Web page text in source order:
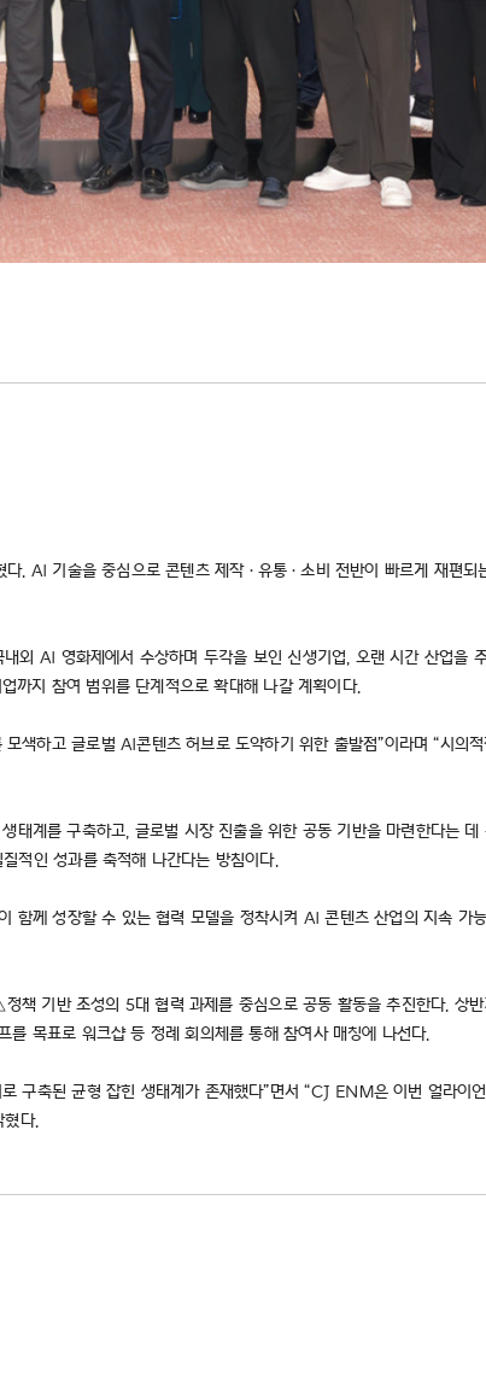
. AI 기술을 중심으로 콘텐츠 제작·유통·소비 전반이 빠르게 재편되
AI 영화제에서 수상하며 두각을 보인 신생기업, 오랜 시간 산업을
까지 참여 범위를 단계적으로 확대해 나갈 계획이다.
하고 글로벌 AI콘텐츠 허브로 도약하기 위한 출발점”이라며 “시의
계를 구축하고, 글로벌 시장 진출을 위한 공동 기반을 마련한다는
적인 성과를 축적해 나간다는 방침이다.
께 성장할 수 있는 협력 모델을 정착시켜 AI 콘텐츠 산업의 지속 가
기반 조성의 5대 협력 과제를 중심으로 공동 활동을 추진한다. 상
목표로 워크샵 등 정례 회의체를 통해 참여사 매칭에 나선다.
구축된 균형 잡힌 생태계가 존재했다”면서 “CJ ENM은 이번 얼라
혔다.